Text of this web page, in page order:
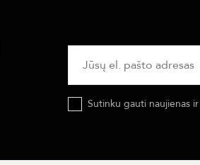
Sutinku gauti naujienas